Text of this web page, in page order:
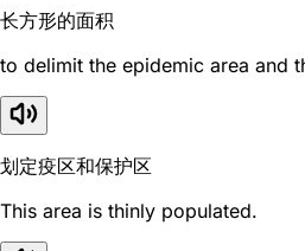
长方形的面积
to delimit the epidemic area and
划定疫区和保护区
This area is thinly populated.